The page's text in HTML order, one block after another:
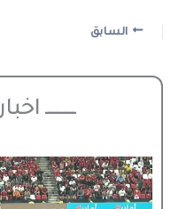
السابق
ـــــــــــ